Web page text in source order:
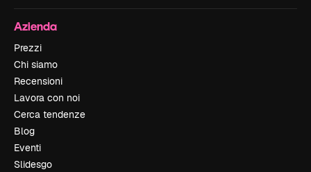
Azienda
Prezzi
Chi siamo
Recensioni
Lavora con noi
Cerca tendenze
Blog
Eventi
Slidesgo